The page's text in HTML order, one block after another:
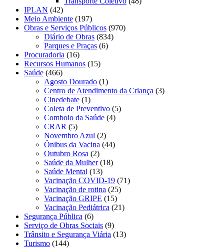
IPLAN (42)
Meio Ambiente (197)
Obras e Serviços Públicos (970)
Diário de Obras (834)
Parques e Praças (6)
Procuradoria (16)
Recursos Humanos (15)
Saúde (466)
Agosto Dourado (1)
Centro de Atendimento da Criança (3)
Cinedebate (1)
Coleta de Preventivo (5)
Comboio da Saúde (4)
CRAR (5)
Novembro Azul (2)
Ônibus da Vacina (44)
Outubro Rosa (2)
Saúde da Mulher(18)
Saúde Mental (13)
Vacinação COVID-19 (71)
Vacinação de rotina (25)
Vacinação GRIPE (15)
Vacinação Pediátrica (21)
Segurança Pública (6)
Serviço de Obras Sociais (9)
Trânsito e Segurança Viária (13)
Turismo (144)